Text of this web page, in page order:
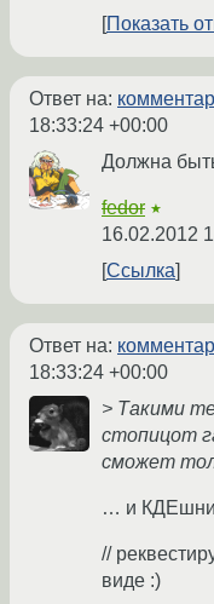
Показать
Ответ на:
18:33:24 +00:00
Должна
fedor ★
16.02.2012
Ссылка
Ответ на:
18:33:24 +00:00
> Такими
стопицот
сможет
… и
//
виде :)